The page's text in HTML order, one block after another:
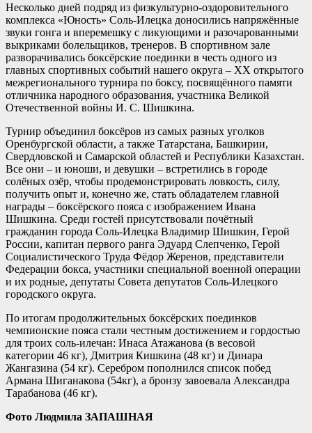
Несколько дней подряд из физкультурно-оздоровительного
комплекса «Юность» Соль-Илецка доносились напряжённые
звуки гонга и вперемешку с ликующими и разочарованными
выкриками болельщиков, тренеров. В спортивном зале
разворачивались боксёрские поединки в честь одного из
главных спортивных событий нашего округа – XX открытого
межрегионального турнира по боксу, посвящённого памяти
отличника народного образования, участника Великой
Отечественной войны И. С. Шишкина.
Турнир объединил боксёров из самых разных уголков
Оренбургской области, а также Татарстана, Башкирии,
Свердловской и Самарской областей и Республики Казахстан.
Все они – и юноши, и девушки – встретились в городе
солёных озёр, чтобы продемонстрировать ловкость, силу,
получить опыт и, конечно же, стать обладателем главной
награды – боксёрского пояса с изображением Ивана
Шишкина. Среди гостей присутствовали почётный
гражданин города Соль-Илецка Владимир Шишкин, Герой
России, капитан первого ранга Эдуард Слепченко, Герой
Социалистического Труда Фёдор Жеренов, представители
Федерации бокса, участники специальной военной операции
и их родные, депутаты Совета депутатов Соль-Илецкого
городского округа.
По итогам продолжительных боксёрских поединков
чемпионские пояса стали честным достижением и гордостью
для троих соль-илечан: Инаса Атажанова (в весовой
категории 46 кг), Дмитрия Кишкина (48 кг) и Динара
Жангазина (54 кг). Серебром пополнился список побед
Армана Шиганакова (54кг), а бронзу завоевала Александра
Тарабанова (46 кг).
Фото Людмила ЗАПАШНАЯ